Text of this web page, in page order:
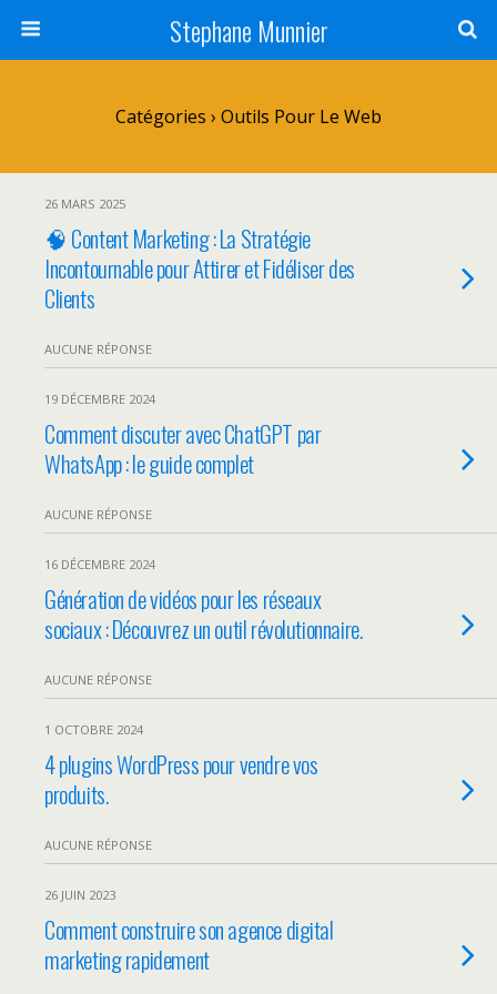
Stephane Munnier
Catégories › Outils Pour Le Web
26 MARS 2025
🧠 Content Marketing : La Stratégie
Incontournable pour Attirer et Fidéliser des
Clients
AUCUNE RÉPONSE
19 DÉCEMBRE 2024
Comment discuter avec ChatGPT par
WhatsApp : le guide complet
AUCUNE RÉPONSE
16 DÉCEMBRE 2024
Génération de vidéos pour les réseaux
sociaux : Découvrez un outil révolutionnaire.
AUCUNE RÉPONSE
1 OCTOBRE 2024
4 plugins WordPress pour vendre vos
produits.
AUCUNE RÉPONSE
26 JUIN 2023
Comment construire son agence digital
marketing rapidement